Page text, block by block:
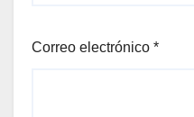
Correo electrónico *